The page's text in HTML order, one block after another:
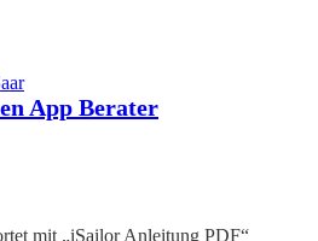
App Berater
mit „iSailor Anleitung PDF“